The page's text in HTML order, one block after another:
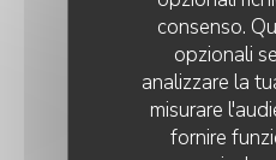
consenso.
opzionali
analizzare la
misurare
fornire
CARTE